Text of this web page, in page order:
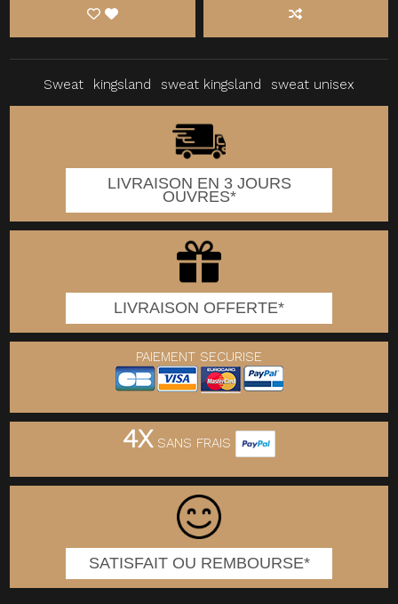
Sweat kingsland sweat kingsland sweat unisex
LIVRAISON EN 3 JOURS
OUVRES*
LIVRAISON OFFERTE*
PAIEMENT SECURISE
4XSANS FRAIS
SATISFAIT OU REMBOURSE*